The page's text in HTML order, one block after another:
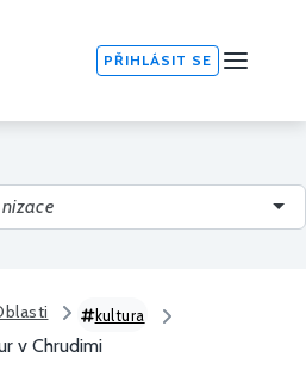
PŘIHLÁSIT SE
kultura
v Chrudimi